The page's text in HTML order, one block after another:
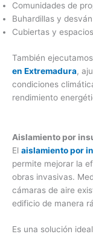
Comunidades de
Buhardillas y desván
Cubiertas y
También
en Extremadura,
condiciones
rendimiento
Aislamiento por
El aislamiento por
permite mejorar la
obras invasivas.
cámaras de aire
edificio de manera
Es una solución